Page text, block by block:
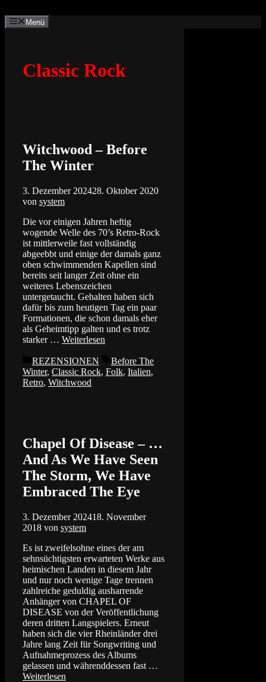
Inhalt
springen
Menü
Classic Rock
Witchwood – Before
The Winter
3. Dezember 202428. Oktober 2020
von system
Die vor einigen Jahren heftig
wogende Welle des 70’s Retro-Rock
ist mittlerweile fast vollständig
abgeebbt und einige der damals ganz
oben schwimmenden Kapellen sind
bereits seit langer Zeit ohne ein
weiteres Lebenszeichen
untergetaucht. Gehalten haben sich
dafür bis zum heutigen Tag ein paar
Formationen, die schon damals eher
als Geheimtipp galten und es trotz
starker … Weiterlesen
Kategorien
REZENSIONEN Schlagwörter
Before The
Winter, Classic Rock, Folk, Italien,
Retro, Witchwood
Chapel Of Disease – …
And As We Have Seen
The Storm, We Have
Embraced The Eye
3. Dezember 202418. November
2018 von system
Es ist zweifelsohne eines der am
sehnsüchtigsten erwarteten Werke aus
heimischen Landen in diesem Jahr
und nur noch wenige Tage trennen
zahlreiche geduldig ausharrende
Anhänger von CHAPEL OF
DISEASE von der Veröffentlichung
deren dritten Langspielers. Erneut
haben sich die vier Rheinländer drei
Jahre lang Zeit für Songwriting und
Aufnahmeprozess des Albums
gelassen und währenddessen fast …
Weiterlesen